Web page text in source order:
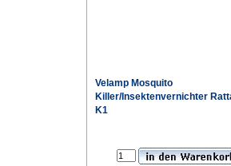
Velamp Mosquito
Killer/Insektenvernichter
K1